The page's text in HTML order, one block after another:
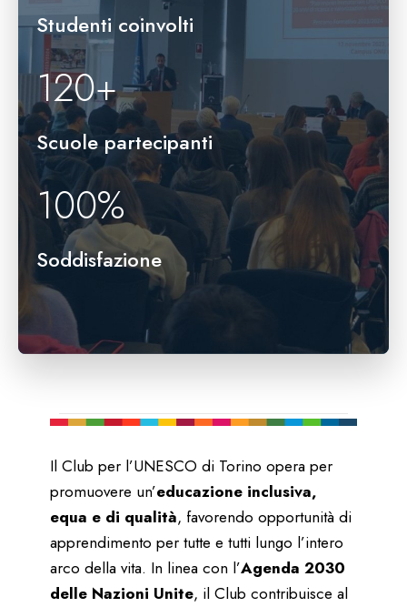
Studenti coinvolti
120+
Scuole partecipanti
100%
Soddisfazione
Il Club per l’UNESCO di Torino opera per
promuovere un’educazione inclusiva,
equa e di qualità, favorendo opportunità di
apprendimento per tutte e tutti lungo l’intero
arco della vita. In linea con l’Agenda 2030
delle Nazioni Unite, il Club contribuisce al